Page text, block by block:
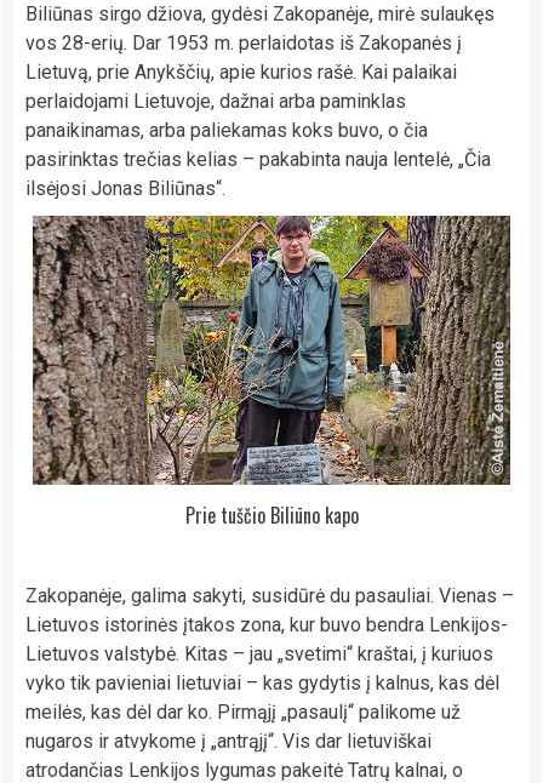
Biliūnas sirgo džiova, gydėsi Zakopanėje, mirė sulaukęs
vos 28-erių. Dar 1953 m. perlaidotas iš Zakopanės į
Lietuvą, prie Anykščių, apie kurios rašė. Kai palaikai
perlaidojami Lietuvoje, dažnai arba paminklas
panaikinamas, arba paliekamas koks buvo, o čia
pasirinktas trečias kelias – pakabinta nauja lentelė, „Čia
ilsėjosi Jonas Biliūnas“.
Prie tuščio Biliūno kapo
Zakopanėje, galima sakyti, susidūrė du pasauliai. Vienas –
Lietuvos istorinės įtakos zona, kur buvo bendra Lenkijos-
Lietuvos valstybė. Kitas – jau „svetimi“ kraštai, į kuriuos
vyko tik pavieniai lietuviai – kas gydytis į kalnus, kas dėl
meilės, kas dėl dar ko. Pirmąjį „pasaulį“ palikome už
nugaros ir atvykome į „antrąjį“. Vis dar lietuviškai
atrodančias Lenkijos lygumas pakeitė Tatrų kalnai, o